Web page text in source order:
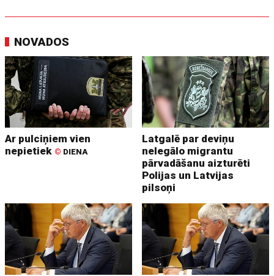
NOVADOS
Ar pulciņiem vien
nepietiek © DIENA
Latgalē par deviņu
nelegālo migrantu
pārvadāšanu aizturēti
Polijas un Latvijas
pilsoņi